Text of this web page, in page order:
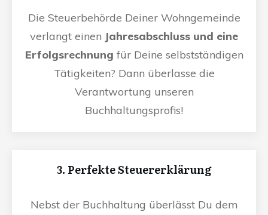
Die Steuerbehörde Deiner Wohngemeinde
verlangt einen Jahresabschluss und eine
Erfolgsrechnung für Deine selbstständigen
Tätigkeiten? Dann überlasse die
Verantwortung unseren
Buchhaltungsprofis!
3. Perfekte Steuererklärung
Nebst der Buchhaltung überlässt Du dem